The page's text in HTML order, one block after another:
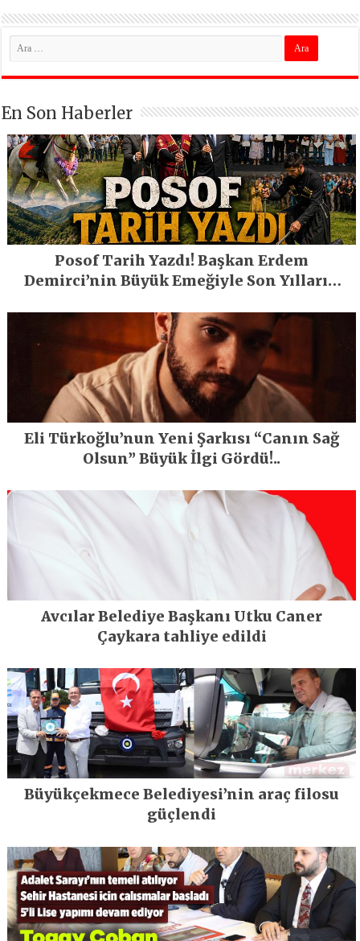
En Son Haberler
Posof Tarih Yazdı! Başkan Erdem
Demirci’nin Büyük Emeğiyle Son Yılların
Eli Türkoğlu’nun Yeni Şarkısı “Canın Sağ
Olsun” Büyük İlgi Gördü!..
Avcılar Belediye Başkanı Utku Caner
Çaykara tahliye edildi
Büyükçekmece Belediyesi’nin araç filosu
güçlendi